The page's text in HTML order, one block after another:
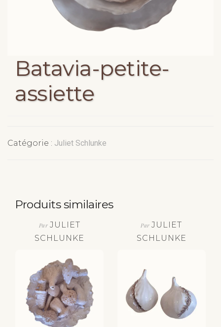
Batavia-petite-
assiette
Catégorie : Juliet Schlunke
Produits similaires
Par JULIET
SCHLUNKE
ParJULIET
SCHLUNKE